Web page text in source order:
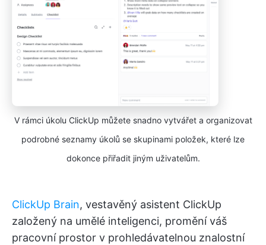
V rámci úkolu ClickUp můžete snadno vytvářet a organizovat
podrobné seznamy úkolů se skupinami položek, které lze
dokonce přiřadit jiným uživatelům.
ClickUp Brain, vestavěný asistent ClickUp
založený na umělé inteligenci, promění váš
pracovní prostor v prohledávatelnou znalostní